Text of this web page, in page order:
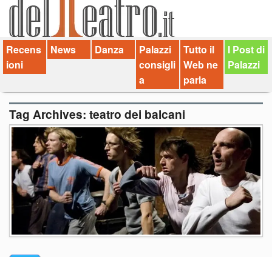
Palazzi consiglia
Video
Chi siamo
Contatti
dT in English
Recens
ioni
News Danza
Palazzi
consigli
a
Tutto il
Web ne
parla
I Post di
Palazzi
Tag Archives: teatro dei balcani